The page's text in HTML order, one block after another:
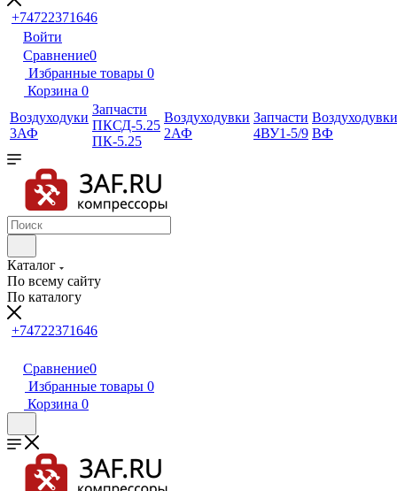
+74722371646
Войти
Сравнение0
Избранные товары 0
Корзина 0
Воздуходуки
3АФ
Запчасти
ПКСД-5.25
ПК-5.25
Воздуходувки
2АФ
Запчасти
4ВУ1-5/9
Воздуходувки
ВФ
Каталог
По всему сайту
По каталогу
+74722371646
Сравнение0
Избранные товары 0
Корзина 0